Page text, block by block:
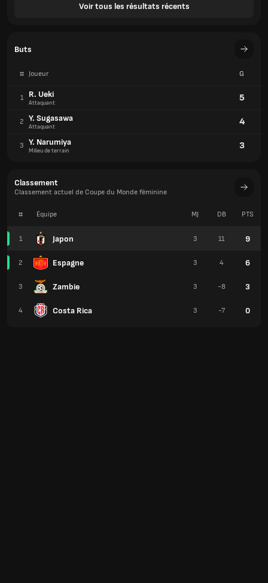
Voir tous les résultats récents
Buts
# Joueur G
1 R. Ueki
Attaquant 5
2 Y. Sugasawa
Attaquant 4
3 Y. Narumiya
Milieu de terrain 3
Classement
Classement actuel de Coupe du Monde féminine
# Équipe
1 Japon
2 Espagne
3 Zambie
4 Costa Rica
MJ DB PTS
3 11 9
3 4 6
3 -8 3
3 -7 0